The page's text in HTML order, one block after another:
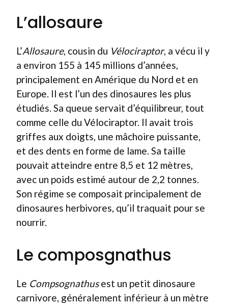
L’allosaure
L’Allosaure, cousin du Vélociraptor, a vécu il y
a environ 155 à 145 millions d’années,
principalement en Amérique du Nord et en
Europe. Il est l’un des dinosaures les plus
étudiés. Sa queue servait d’équilibreur, tout
comme celle du Vélociraptor. Il avait trois
griffes aux doigts, une mâchoire puissante,
et des dents en forme de lame. Sa taille
pouvait atteindre entre 8,5 et 12 mètres,
avec un poids estimé autour de 2,2 tonnes.
Son régime se composait principalement de
dinosaures herbivores, qu’il traquait pour se
nourrir.
Le composgnathus
Le Compsognathusest un petit dinosaure
carnivore, généralement inférieur à un mètre